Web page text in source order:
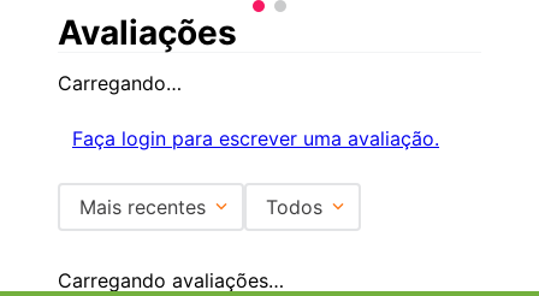
Avaliações
Carregando…
Faça login para escrever uma avaliação.
Mais recentes Todos
Carregando avaliações…